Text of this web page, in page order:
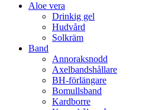
Aloe vera
Drinkig gel
Hudvård
Solkräm
Band
Annoraksnodd
Axelbandshållare
BH-förlängare
Bomullsband
Kardborre